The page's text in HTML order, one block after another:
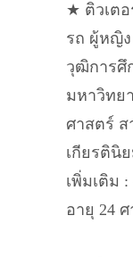
★ ติวเต
รถ ผู้หญิง
วุฒิการศึ
มหาวิทย
ศาสตร์ ส
เกียรตินิ
เพิ่มเติม
อายุ 24